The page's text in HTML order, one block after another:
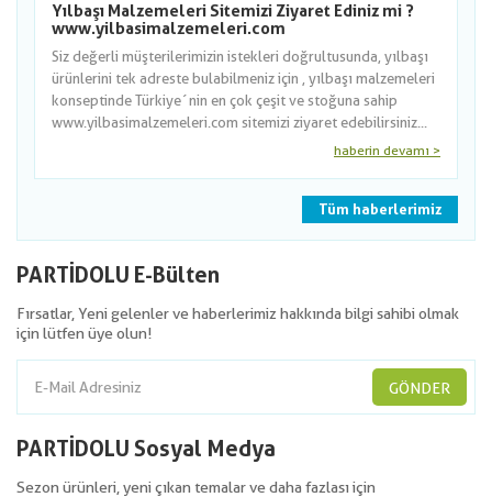
Yılbaşı Malzemeleri Sitemizi Ziyaret Ediniz mi ?
www.yilbasimalzemeleri.com
Siz değerli müşterilerimizin istekleri doğrultusunda, yılbaşı
ürünlerini tek adreste bulabilmeniz için , yılbaşı malzemeleri
konseptinde Türkiye´nin en çok çeşit ve stoğuna sahip
www.yilbasimalzemeleri.com sitemizi ziyaret edebilirsiniz...
haberin devamı >
Tüm haberlerimiz
PARTİDOLU E-Bülten
Fırsatlar, Yeni gelenler ve haberlerimiz hakkında bilgi sahibi olmak
için lütfen üye olun!
GÖNDER
PARTİDOLU Sosyal Medya
Sezon ürünleri, yeni çıkan temalar ve daha fazlası için